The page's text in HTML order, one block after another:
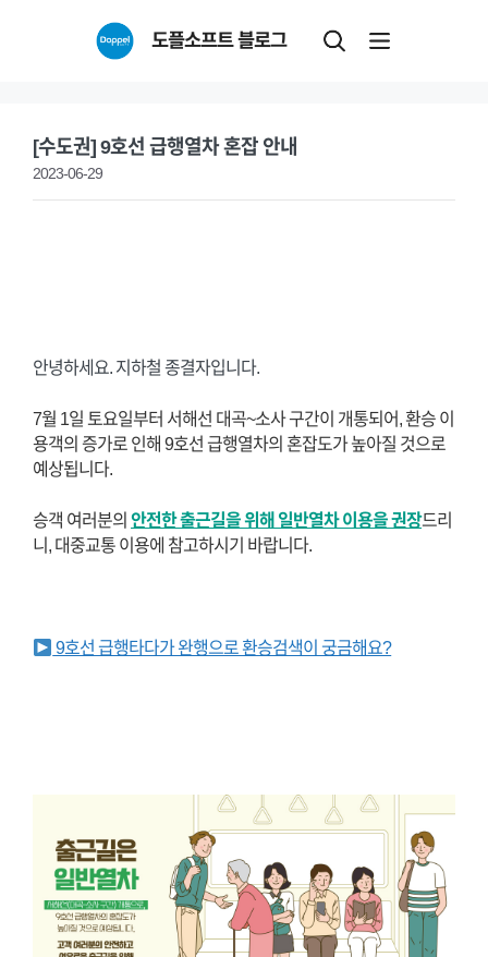
도플소프트 블로그
[수도권] 9호선 급행열차 혼잡 안내
2023-06-29
안녕하세요. 지하철 종결자입니다.
7월 1일 토요일부터 서해선 대곡~소사 구간이 개통되어, 환승 이
용객의 증가로 인해 9호선 급행열차의 혼잡도가 높아질 것으로
예상됩니다.
승객 여러분의 안전한 출근길을 위해 일반열차 이용을 권장드리
니, 대중교통 이용에 참고하시기 바랍니다.
9호선 급행타다가 완행으로 환승검색이 궁금해요?